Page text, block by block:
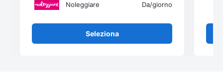
Noleggiare Da/giorno
Seleziona